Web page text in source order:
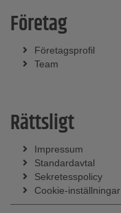
Företag
Företagsprofil
Team
Rättsligt
Impressum
Standardavtal
Sekretesspolicy
Cookie-inställningar